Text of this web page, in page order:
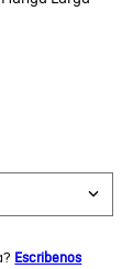
Escribenos